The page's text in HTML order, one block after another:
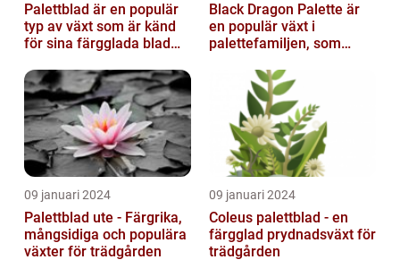
Palettblad är en populär
typ av växt som är känd
för sina färgglada blad
egenskaper...
Black Dragon Palette är
en populär växt i
palettefamiljen, som
mörka, nästan sv...
09 januari 2024
Palettblad ute - Färgrika,
mångsidiga och populära
växter för trädgården
09 januari 2024
Coleus palettblad - en
färgglad prydnadsväxt för
trädgården